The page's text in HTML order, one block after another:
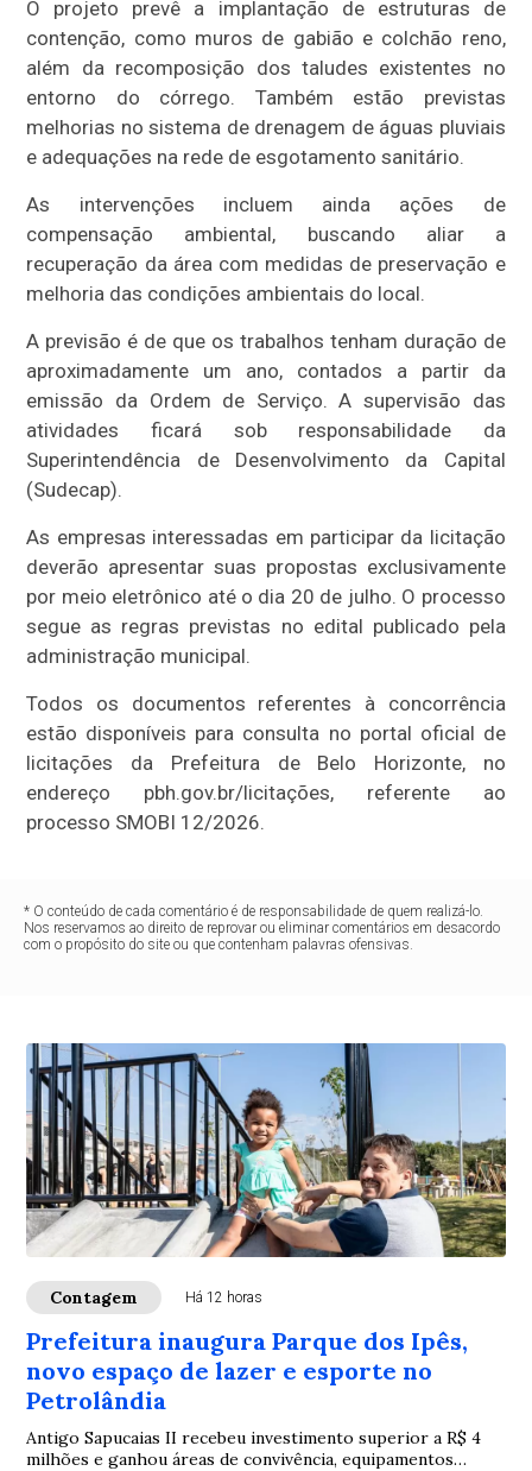
O projeto prevê a implantação de estruturas de
contenção, como muros de gabião e colchão reno,
além da recomposição dos taludes existentes no
entorno do córrego. Também estão previstas
melhorias no sistema de drenagem de águas pluviais
e adequações na rede de esgotamento sanitário.
As intervenções incluem ainda ações de
compensação ambiental, buscando aliar a
recuperação da área com medidas de preservação e
melhoria das condições ambientais do local.
A previsão é de que os trabalhos tenham duração de
aproximadamente um ano, contados a partir da
emissão da Ordem de Serviço. A supervisão das
atividades ficará sob responsabilidade da
Superintendência de Desenvolvimento da Capital
(Sudecap).
As empresas interessadas em participar da licitação
deverão apresentar suas propostas exclusivamente
por meio eletrônico até o dia 20 de julho. O processo
segue as regras previstas no edital publicado pela
administração municipal.
Todos os documentos referentes à concorrência
estão disponíveis para consulta no portal oficial de
licitações da Prefeitura de Belo Horizonte, no
endereço pbh.gov.br/licitações, referente ao
processo SMOBI 12/2026.
* O conteúdo de cada comentário é de responsabilidade de quem realizá-lo.
Nos reservamos ao direito de reprovar ou eliminar comentários em desacordo
com o propósito do site ou que contenham palavras ofensivas.
Contagem Há 12 horas
Prefeitura inaugura Parque dos Ipês,
novo espaço de lazer e esporte no
Petrolândia
Antigo Sapucaias II recebeu investimento superior a R$ 4
milhões e ganhou áreas de convivência, equipamentos